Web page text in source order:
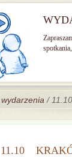
wydarzenia /
11.10